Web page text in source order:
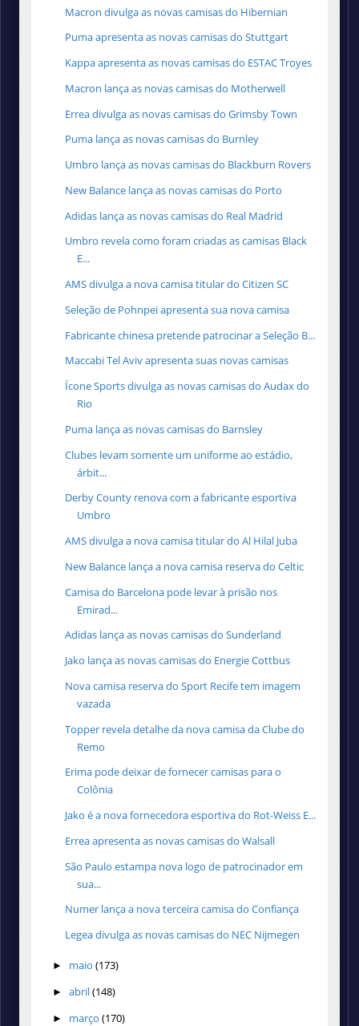
Macron divulga as novas camisas do Hibernian
Puma apresenta as novas camisas do Stuttgart
Kappa apresenta as novas camisas do ESTAC Troyes
Macron lança as novas camisas do Motherwell
Errea divulga as novas camisas do Grimsby Town
Puma lança as novas camisas do Burnley
Umbro lança as novas camisas do Blackburn Rovers
New Balance lança as novas camisas do Porto
Adidas lança as novas camisas do Real Madrid
Umbro revela como foram criadas as camisas Black
E...
AMS divulga a nova camisa titular do Citizen SC
Seleção de Pohnpei apresenta sua nova camisa
Fabricante chinesa pretende patrocinar a Seleção B...
Maccabi Tel Aviv apresenta suas novas camisas
Ícone Sports divulga as novas camisas do Audax do
Rio
Puma lança as novas camisas do Barnsley
Clubes levam somente um uniforme ao estádio,
árbit...
Derby County renova com a fabricante esportiva
Umbro
AMS divulga a nova camisa titular do Al Hilal Juba
New Balance lança a nova camisa reserva do Celtic
Camisa do Barcelona pode levar à prisão nos
Emirad...
Adidas lança as novas camisas do Sunderland
Jako lança as novas camisas do Energie Cottbus
Nova camisa reserva do Sport Recife tem imagem
vazada
Topper revela detalhe da nova camisa da Clube do
Remo
Erima pode deixar de fornecer camisas para o
Colônia
Jako é a nova fornecedora esportiva do Rot-Weiss E...
Errea apresenta as novas camisas do Walsall
São Paulo estampa nova logo de patrocinador em
sua...
Numer lança a nova terceira camisa do Confiança
Legea divulga as novas camisas do NEC Nijmegen
► maio (173)
► abril(148)
► março (170)